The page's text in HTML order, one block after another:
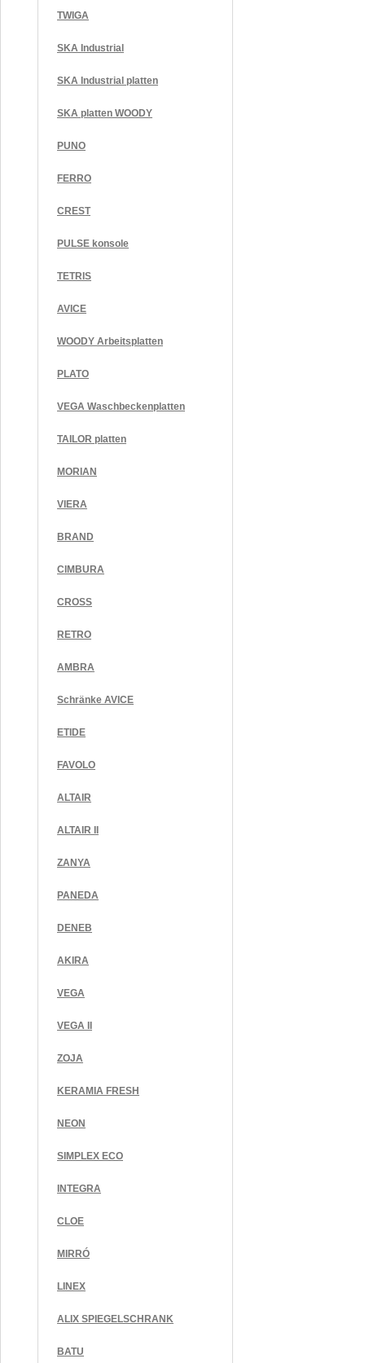
TWIGA
SKA Industrial
SKA Industrial platten
SKA platten WOODY
PUNO
FERRO
CREST
PULSE konsole
TETRIS
AVICE
WOODY Arbeitsplatten
PLATO
VEGA Waschbeckenplatten
TAILOR platten
MORIAN
VIERA
BRAND
CIMBURA
CROSS
RETRO
AMBRA
Schränke AVICE
ETIDE
FAVOLO
ALTAIR
ALTAIR II
ZANYA
PANEDA
DENEB
AKIRA
VEGA
VEGA II
ZOJA
KERAMIA FRESH
NEON
SIMPLEX ECO
INTEGRA
CLOE
MIRRÓ
LINEX
ALIX SPIEGELSCHRANK
BATU